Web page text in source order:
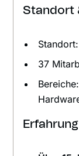
Standort
37